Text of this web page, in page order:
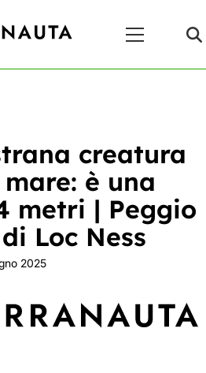
Principale
creatura
è una
metri | Peggio
Loc Ness
2025